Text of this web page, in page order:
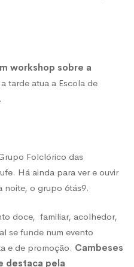
workshop sobre a
tarde atua a Escola de
Folclórico das
Há ainda para ver e ouvir
noite, o grupo 6tás9.
doce, familiar, acolhedor,
se funde num evento
e de promoção. Cambeses
destaca pela